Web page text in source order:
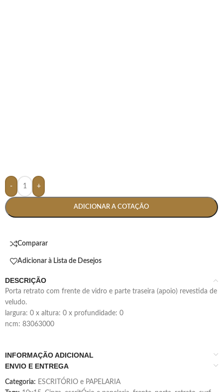
- +
ADICIONAR A COTAÇÃO
Comparar
Adicionar à Lista de Desejos
DESCRIÇÃO
porta retrato com frente de vidro e parte traseira (apoio) revestida de
veludo.
largura: 0 x altura: 0 x profundidade: 0
ncm: 83063000
INFORMAÇÃO ADICIONAL
ENVIO E ENTREGA
Categoria: ESCRITÓRIO e PAPELARIA